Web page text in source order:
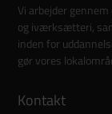
Vi arbejder
og iværksætteri,
inden for
gør vores
Kontakt